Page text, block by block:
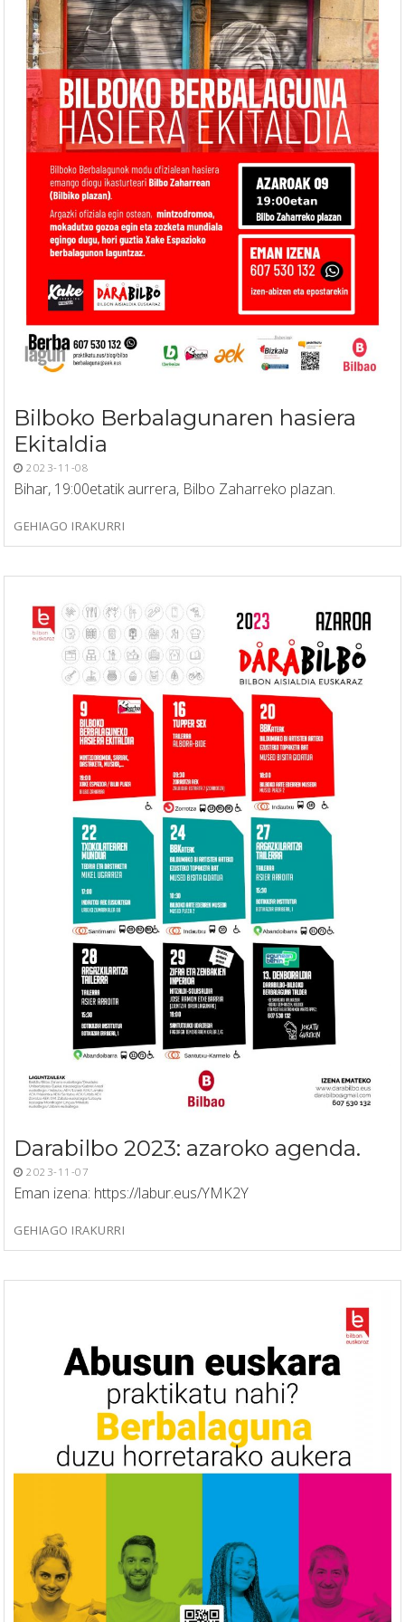
Bilboko Berbalagunaren hasiera
Ekitaldia
2023-11-08
Bihar, 19:00etatik aurrera, Bilbo Zaharreko plazan.
GEHIAGO IRAKURRI
Darabilbo 2023: azaroko agenda.
2023-11-07
Eman izena: https://labur.eus/YMK2Y
GEHIAGO IRAKURRI